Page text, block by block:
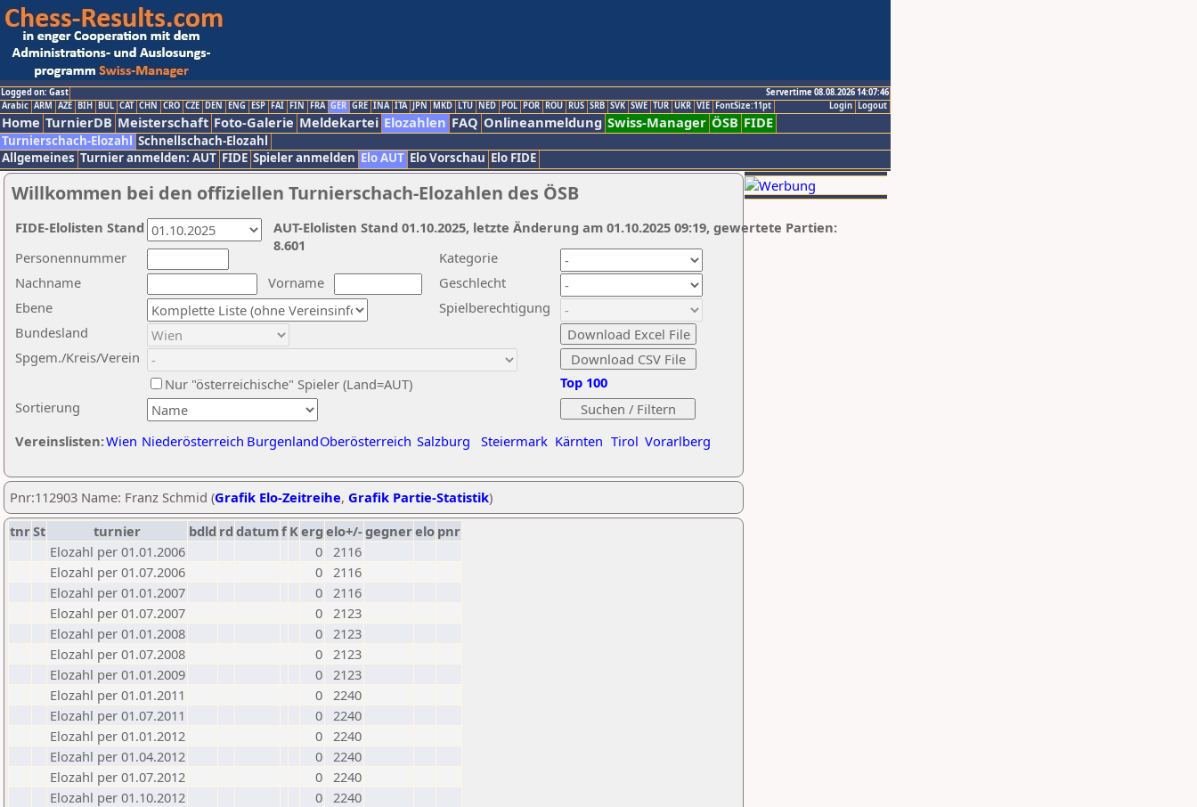
Logged on: Gast
Servertime 08.08.2026 14:07:46
Logout
Login
Arabic ARM AZE BIH BUL CAT CHN CRO CZE DEN ENG ESP FAI FIN FRA GER GRE INA ITA JPN MKD LTU NED POL POR ROU RUS SRB SVK SWE TUR UKR VIE FontSize:11pt
Home TurnierDB Meisterschaft Foto-Galerie Meldekartei Elozahlen FAQ Onlineanmeldung Swiss-Manager ÖSB FIDE
Turnierschach-Elozahl Schnellschach-Elozahl
Allgemeines Turnier anmelden: AUT FIDE Spieler anmelden Elo AUT Elo Vorschau Elo FIDE
Willkommen bei den offiziellen Turnierschach-Elozahlen des ÖSB
Nachname
Vorname
Ebene
Kategorie
Sortierung
Personennummer
Bundesland
Spgem./Kreis/Verein
Geschlecht
Nur "österreichische" Spieler (Land=AUT)
Spielberechtigung
Vereinslisten:Wien Niederösterreich BurgenlandOberösterreich Salzburg Steiermark Kärnten Tirol Vorarlberg
Top 100
AUT-Elolisten Stand 01.10.2025, letzte Änderung am 01.10.2025 09:19, gewertete Partien:
8.601
FIDE-Elolisten Stand
Pnr:112903 Name: Franz Schmid (Grafik Elo-Zeitreihe, Grafik Partie-Statistik)
tnrSt turnier bdld rd datumf Kerg elo+/-gegnerelo pnr
Elozahl per 01.01.2006
0 2116
Elozahl per 01.07.2006
0 2116
Elozahl per 01.01.2007
0 2116
Elozahl per 01.07.2007
0 2123
Elozahl per 01.01.2008
0 2123
Elozahl per 01.07.2008
0 2123
Elozahl per 01.01.2009
0 2123
Elozahl per 01.01.2011
0 2240
Elozahl per 01.07.2011
0 2240
Elozahl per 01.01.2012
0 2240
Elozahl per 01.04.2012
0 2240
Elozahl per 01.07.2012
0 2240
Elozahl per 01.10.2012
0 2240